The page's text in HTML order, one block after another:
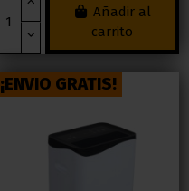
Añadir al
carrito
¡ENVIO GRATIS!